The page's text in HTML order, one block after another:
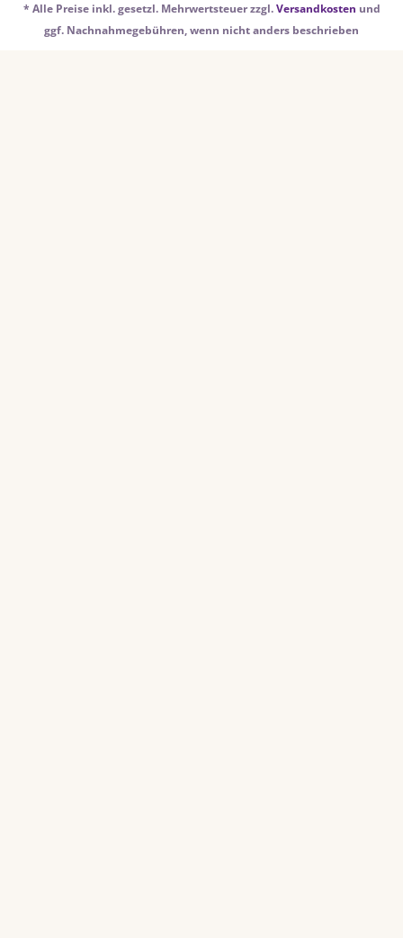
* Alle Preise inkl. gesetzl. Mehrwertsteuer zzgl.Versandkosten und
ggf. Nachnahmegebühren, wenn nicht anders beschrieben